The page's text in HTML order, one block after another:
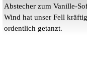
Abstecher zum Vanille-
Wind hat unser Fell
ordentlich getanzt.